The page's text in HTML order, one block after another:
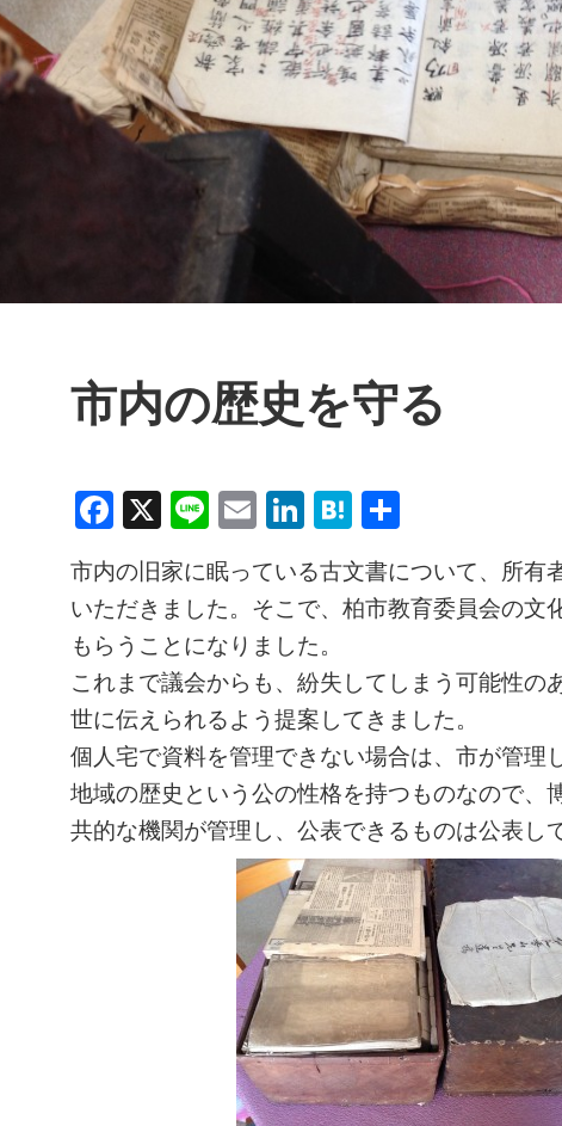
市内の歴史を守る
F
c
e
b
o
o
k
X Li
n
e
E
ai
l
Li
k
e
dI
n
H
at
e
n
a
共
市内の旧家に眠っている古文書について、所有
いただきました。そこで、柏市教育委員会の文
もらうことになりました。
これまで議会からも、紛失してしまう可能性の
世に伝えられるよう提案してきました。
個人宅で資料を管理できない場合は、市が管理
地域の歴史という公の性格を持つものなので、
共的な機関が管理し、公表できるものは公表し